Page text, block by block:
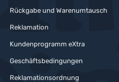
Rückgabe und Warenumtausch
Reklamation
Kundenprogramm eXtra
Geschäftsbedingungen
Reklamationsordnung